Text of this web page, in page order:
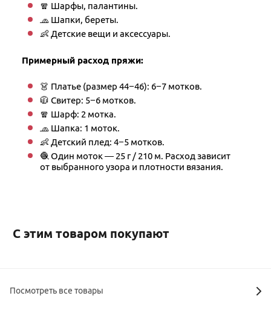
🧣 Шарфы, палантины.
🧢 Шапки, береты.
👶 Детские вещи и аксессуары.
Примерный расход пряжи:
👗 Платье (размер 44−46): 6−7 мотков.
🧥 Свитер: 5−6 мотков.
🧣 Шарф: 2 мотка.
🧢 Шапка: 1 моток.
👶 Детский плед: 4−5 мотков.
🧶 Один моток — 25 г / 210 м. Расход зависит
от выбранного узора и плотности вязания.
С этим товаром покупают
Посмотреть все товары